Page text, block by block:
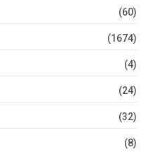
(60)
(1674)
(4)
(24)
(32)
(8)